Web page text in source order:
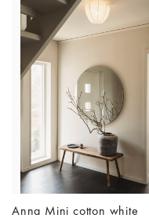
Anna Mini cotton white